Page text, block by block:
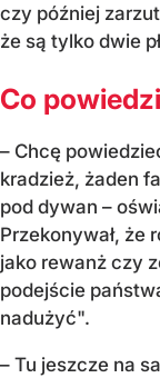
czy później
że są tylko dwie
Co
– Chcę
kradzież, żaden
pod dywan –
Przekonywał, że
jako rewanż czy
podejście
nadużyć".
– Tu jeszcze na